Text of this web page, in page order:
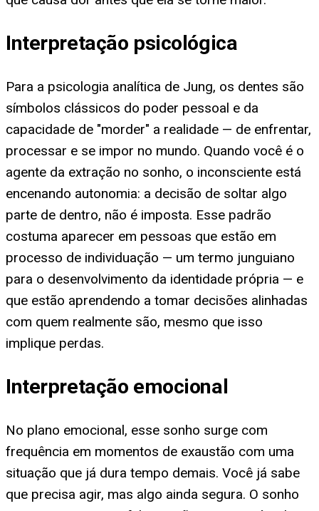
Interpretação psicológica
Para a psicologia analítica de Jung, os dentes são
símbolos clássicos do poder pessoal e da
capacidade de "morder" a realidade — de enfrentar,
processar e se impor no mundo. Quando você é o
agente da extração no sonho, o inconsciente está
encenando autonomia: a decisão de soltar algo
parte de dentro, não é imposta. Esse padrão
costuma aparecer em pessoas que estão em
processo de individuação — um termo junguiano
para o desenvolvimento da identidade própria — e
que estão aprendendo a tomar decisões alinhadas
com quem realmente são, mesmo que isso
implique perdas.
Interpretação emocional
No plano emocional, esse sonho surge com
frequência em momentos de exaustão com uma
situação que já dura tempo demais. Você já sabe
que precisa agir, mas algo ainda segura. O sonho